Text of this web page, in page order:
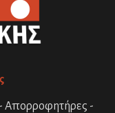
Απορροφητήρες -